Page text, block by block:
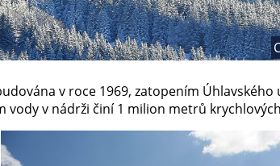
v roce 1969, zatopením
vody v nádrži činí 1 milion metrů